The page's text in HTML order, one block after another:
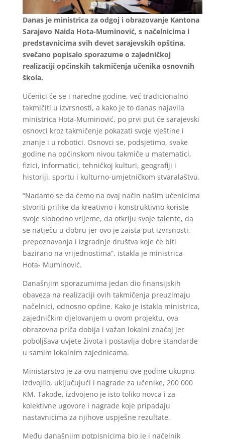
Danas je ministrica za odgoj i obrazovanje Kantona
Sarajevo Naida Hota-Muminović, s načelnicima i
predstavnicima svih devet sarajevskih opština,
svečano popisalo sporazume o zajedničkoj
realizaciji općinskih takmičenja učenika osnovnih
škola.
Učenici će se i naredne godine, već tradicionalno
takmičiti u izvrsnosti, a kako je to danas najavila
ministrica Hota-Muminović, po prvi put će sarajevski
osnovci kroz takmičenje pokazati svoje vještine i
znanje i u robotici. Osnovci se, podsjetimo, svake
godine na općinskom nivou takmiče u matematici,
fizici, informatici, tehničkoj kulturi, geografiji i
historiji, sportu i kulturno-umjetničkom stvaralaštvu.
“Nadamo se da ćemo na ovaj način našim učenicima
stvoriti prilike da kreativno i konstruktivno koriste
svoje slobodno vrijeme, da otkriju svoje talente, da
se natječu u dobru jer ovo je zaista put izvrsnosti,
prepoznavanja i izgradnje društva koje će biti
bazirano na vrijednostima”, istakla je ministrica
Hota- Muminović.
Današnjim sporazumima jedan dio finansijskih
obaveza na realizaciji ovih takmičenja preuzimaju
načelnici, odnosno općine. Kako je istakla ministrica,
zajedničkim djelovanjem u ovom projektu, ova
obrazovna priča dobija i važan lokalni značaj jer
poboljšava uvjete života i postavlja dobre standarde
u samim lokalnim zajednicama.
Ministarstvo je za ovu namjenu ove godine ukupno
izdvojilo, uključujući i nagrade za učenike, 200 000
KM. Takođe, izdvojeno je isto toliko novca i za
kolektivne ugovore i nagrade koje pripadaju
nastavnicima za njihove uspješne rezultate.
Među današnjim potpisnicima bio je i načelnik